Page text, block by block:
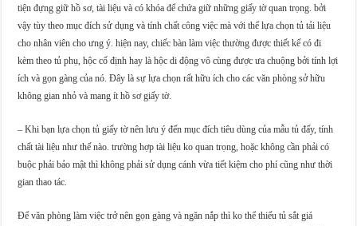
tiện đựng giữ hồ sơ, tài liệu và có khóa để chứa giữ những giấy tờ quan trọng. bởi
vậy tùy theo mục đích sử dụng và tính chất công việc mà với thể lựa chọn tủ tải liệu
cho nhân viên cho ưng ý. hiện nay, chiếc bàn làm việc thường được thiết kế có đi
kèm theo tủ phụ, hộc cố định hay là hộc di động vô cùng được ưa chuộng bởi tính lợi
ích và gọn gàng của nó. Đây là sự lựa chọn rất hữu ích cho các văn phòng sở hữu
không gian nhỏ và mang ít hồ sơ giấy tờ.
– Khi bạn lựa chọn tủ giấy tờ nên lưu ý đến mục đích tiêu dùng của mẫu tủ đấy, tính
chất tài liệu như thế nào. trường hợp tài liệu ko quan trọng, hoặc không cần phải có
buộc phải bảo mật thì không phải sử dụng cánh vừa tiết kiệm cho phí cũng như thời
gian thao tác.
Để văn phòng làm việc trở nên gọn gàng và ngăn nắp thì ko thể thiếu tủ sắt giá